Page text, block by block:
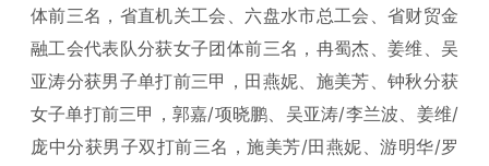
体前三名，省直机关工会、六盘水市总工会、省财贸金
融工会代表队分获女子团体前三名，冉蜀杰、姜维、吴
亚涛分获男子单打前三甲，田燕妮、施美芳、钟秋分获
女子单打前三甲，郭嘉/项晓鹏、吴亚涛/李兰波、姜维/
庞中分获男子双打前三名，施美芳/田燕妮、游明华/罗